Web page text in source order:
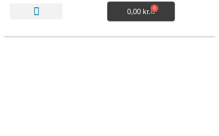
0,00 kr. 0
Kurv